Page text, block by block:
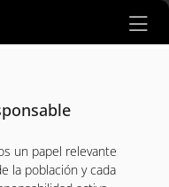
un papel relevante
la población y cada